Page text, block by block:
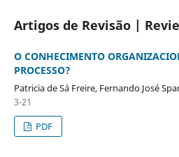
Artigos de Revisão |
O CONHECIMENTO
PROCESSO?
Patricia de Sá Freire, Fernando José
3-21
PDF